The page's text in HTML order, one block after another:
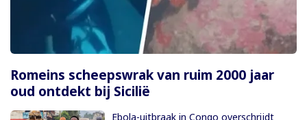
Romeins scheepswrak van ruim 2000 jaar
oud ontdekt bij Sicilië
Ebola-uitbraak in Congo overschrijdt